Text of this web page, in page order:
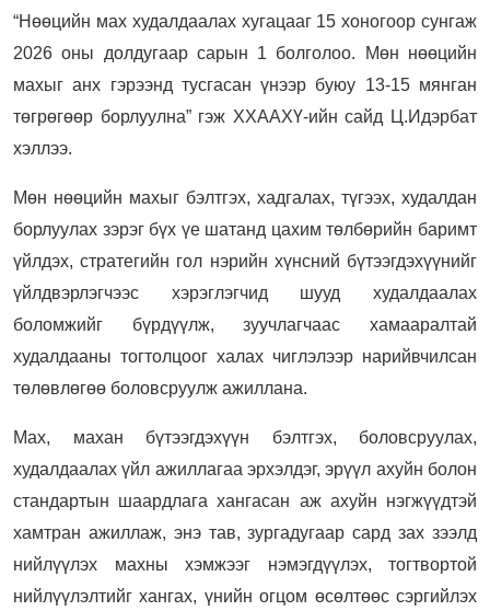
“Нөөцийн мах худалдаалах хугацааг 15 хоногоор сунгаж
2026 оны долдугаар сарын 1 болголоо. Мөн нөөцийн
махыг анх гэрээнд тусгасан үнээр буюу 13-15 мянган
төгрөгөөр борлуулна” гэж ХХААХҮ-ийн сайд Ц.Идэрбат
хэллээ.
Мөн нөөцийн махыг бэлтгэх, хадгалах, түгээх, худалдан
борлуулах зэрэг бүх үе шатанд цахим төлбөрийн баримт
үйлдэх, стратегийн гол нэрийн хүнсний бүтээгдэхүүнийг
үйлдвэрлэгчээс хэрэглэгчид шууд худалдаалах
боломжийг бүрдүүлж, зуучлагчаас хамааралтай
худалдааны тогтолцоог халах чиглэлээр нарийвчилсан
төлөвлөгөө боловсруулж ажиллана.
Max, махан бүтээгдэхүүн бэлтгэх, боловсруулах,
худалдаалах үйл ажиллагаа эрхэлдэг, эрүүл ахуйн болон
стандартын шаардлага хангасан аж ахуйн нэгжүүдтэй
хамтран ажиллаж, энэ тав, зургадугаар сард зах зээлд
нийлүүлэх махны хэмжээг нэмэгдүүлэх, тогтвортой
нийлүүлэлтийг хангах, үнийн огцом өсөлтөөс сэргийлэх